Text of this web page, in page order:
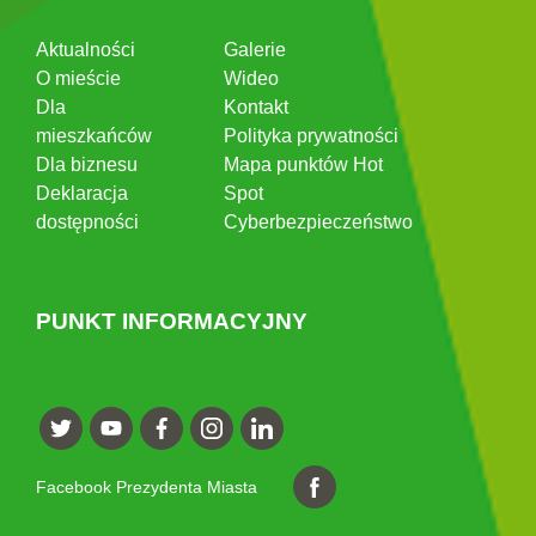
Aktualności
O mieście
Dla
mieszkańców
Dla biznesu
Deklaracja
dostępności
Galerie
Wideo
Kontakt
Polityka prywatności
Mapa punktów Hot
Spot
Cyberbezpieczeństwo
PUNKT INFORMACYJNY
Facebook Prezydenta Miasta